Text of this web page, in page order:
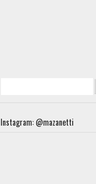
Instagram: @mazanetti